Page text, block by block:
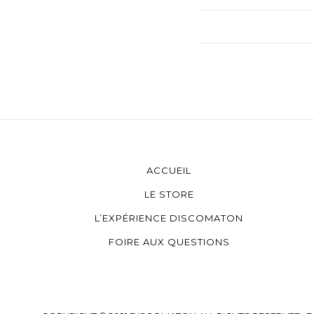
ACCUEIL
LE STORE
L’EXPÉRIENCE DISCOMATON
FOIRE AUX QUESTIONS